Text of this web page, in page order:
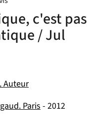
c'est pas
/ Jul
Auteur
Paris- 2012